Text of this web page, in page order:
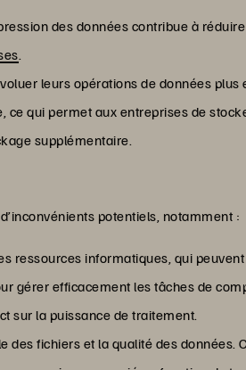
des données contribue à
.
leurs opérations de données plus
ce qui permet aux entreprises de
supplémentaire.
potentiels, notamment :
ressources informatiques, qui
gérer efficacement les tâches de
sur la puissance de traitement.
fichiers et la qualité des données.